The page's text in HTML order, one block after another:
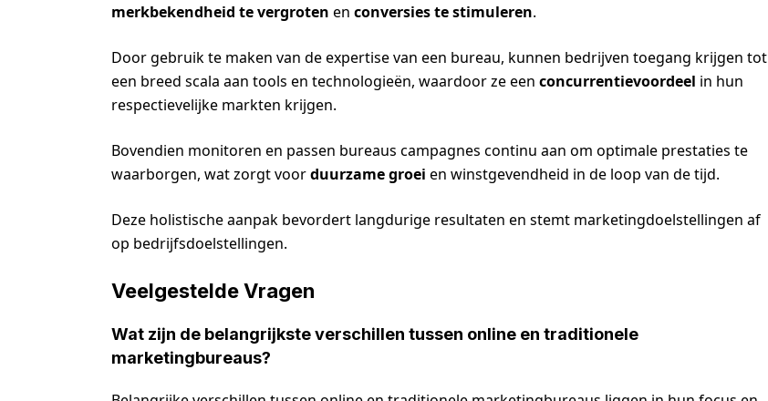
merkbekendheid te vergroten en conversies te stimuleren.
Door gebruik te maken van de expertise van een bureau, kunnen bedrijven toegang krijgen tot
een breed scala aan tools en technologieën, waardoor ze een concurrentievoordeel in hun
respectievelijke markten krijgen.
Bovendien monitoren en passen bureaus campagnes continu aan om optimale prestaties te
waarborgen, wat zorgt voorduurzame groei en winstgevendheid in de loop van de tijd.
Deze holistische aanpak bevordert langdurige resultaten en stemt marketingdoelstellingen af
op bedrijfsdoelstellingen.
Veelgestelde Vragen
Wat zijn de belangrijkste verschillen tussen online en traditionele
marketingbureaus?